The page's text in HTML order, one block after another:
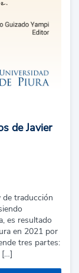
de Javier
de traducción
es resultado
en 2021 por
tres partes:
[…]